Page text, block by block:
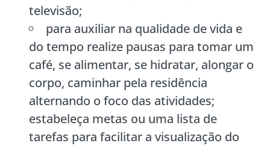
televisão;
para auxiliar na qualidade de vida e
do tempo realize pausas para tomar um
café, se alimentar, se hidratar, alongar o
corpo, caminhar pela residência
alternando o foco das atividades;
estabeleça metas ou uma lista de
tarefas para facilitar a visualização do